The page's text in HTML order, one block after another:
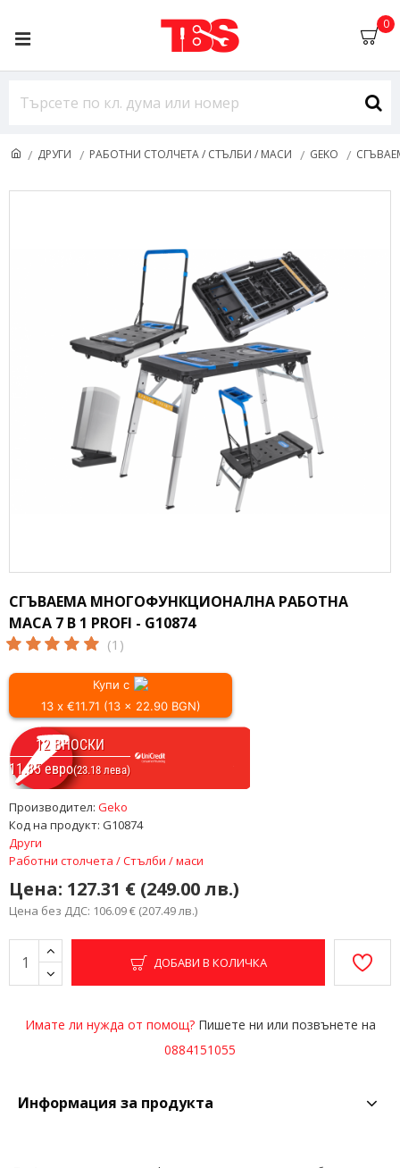
0
ДРУГИ РАБОТНИ СТОЛЧЕТА / СТЪЛБИ / МАСИ GEKO
СГЪВАЕМА МНОГОФУНКЦИОНАЛНА РАБОТНА
МАСА 7 В 1 PROFI - G10874
(1)
Цена: 127.31 € (249.00 лв.)
Цена без ДДС: 106.09 € (207.49 лв.)
Производител: Geko
Код на продукт: G10874
Други
Работни столчета / Стълби / маси
ДОБАВИ В КОЛИЧКА
Купи с
13 x €11.71 (13 x 22.90 BGN)
12 ВНОСКИ
11.85 евро(23.18 лева)
Имате ли нужда от помощ?Пишете ни или позвънете на
0884151055
Информация за продукта